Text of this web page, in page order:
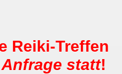
Reiki-Treffen
statt!